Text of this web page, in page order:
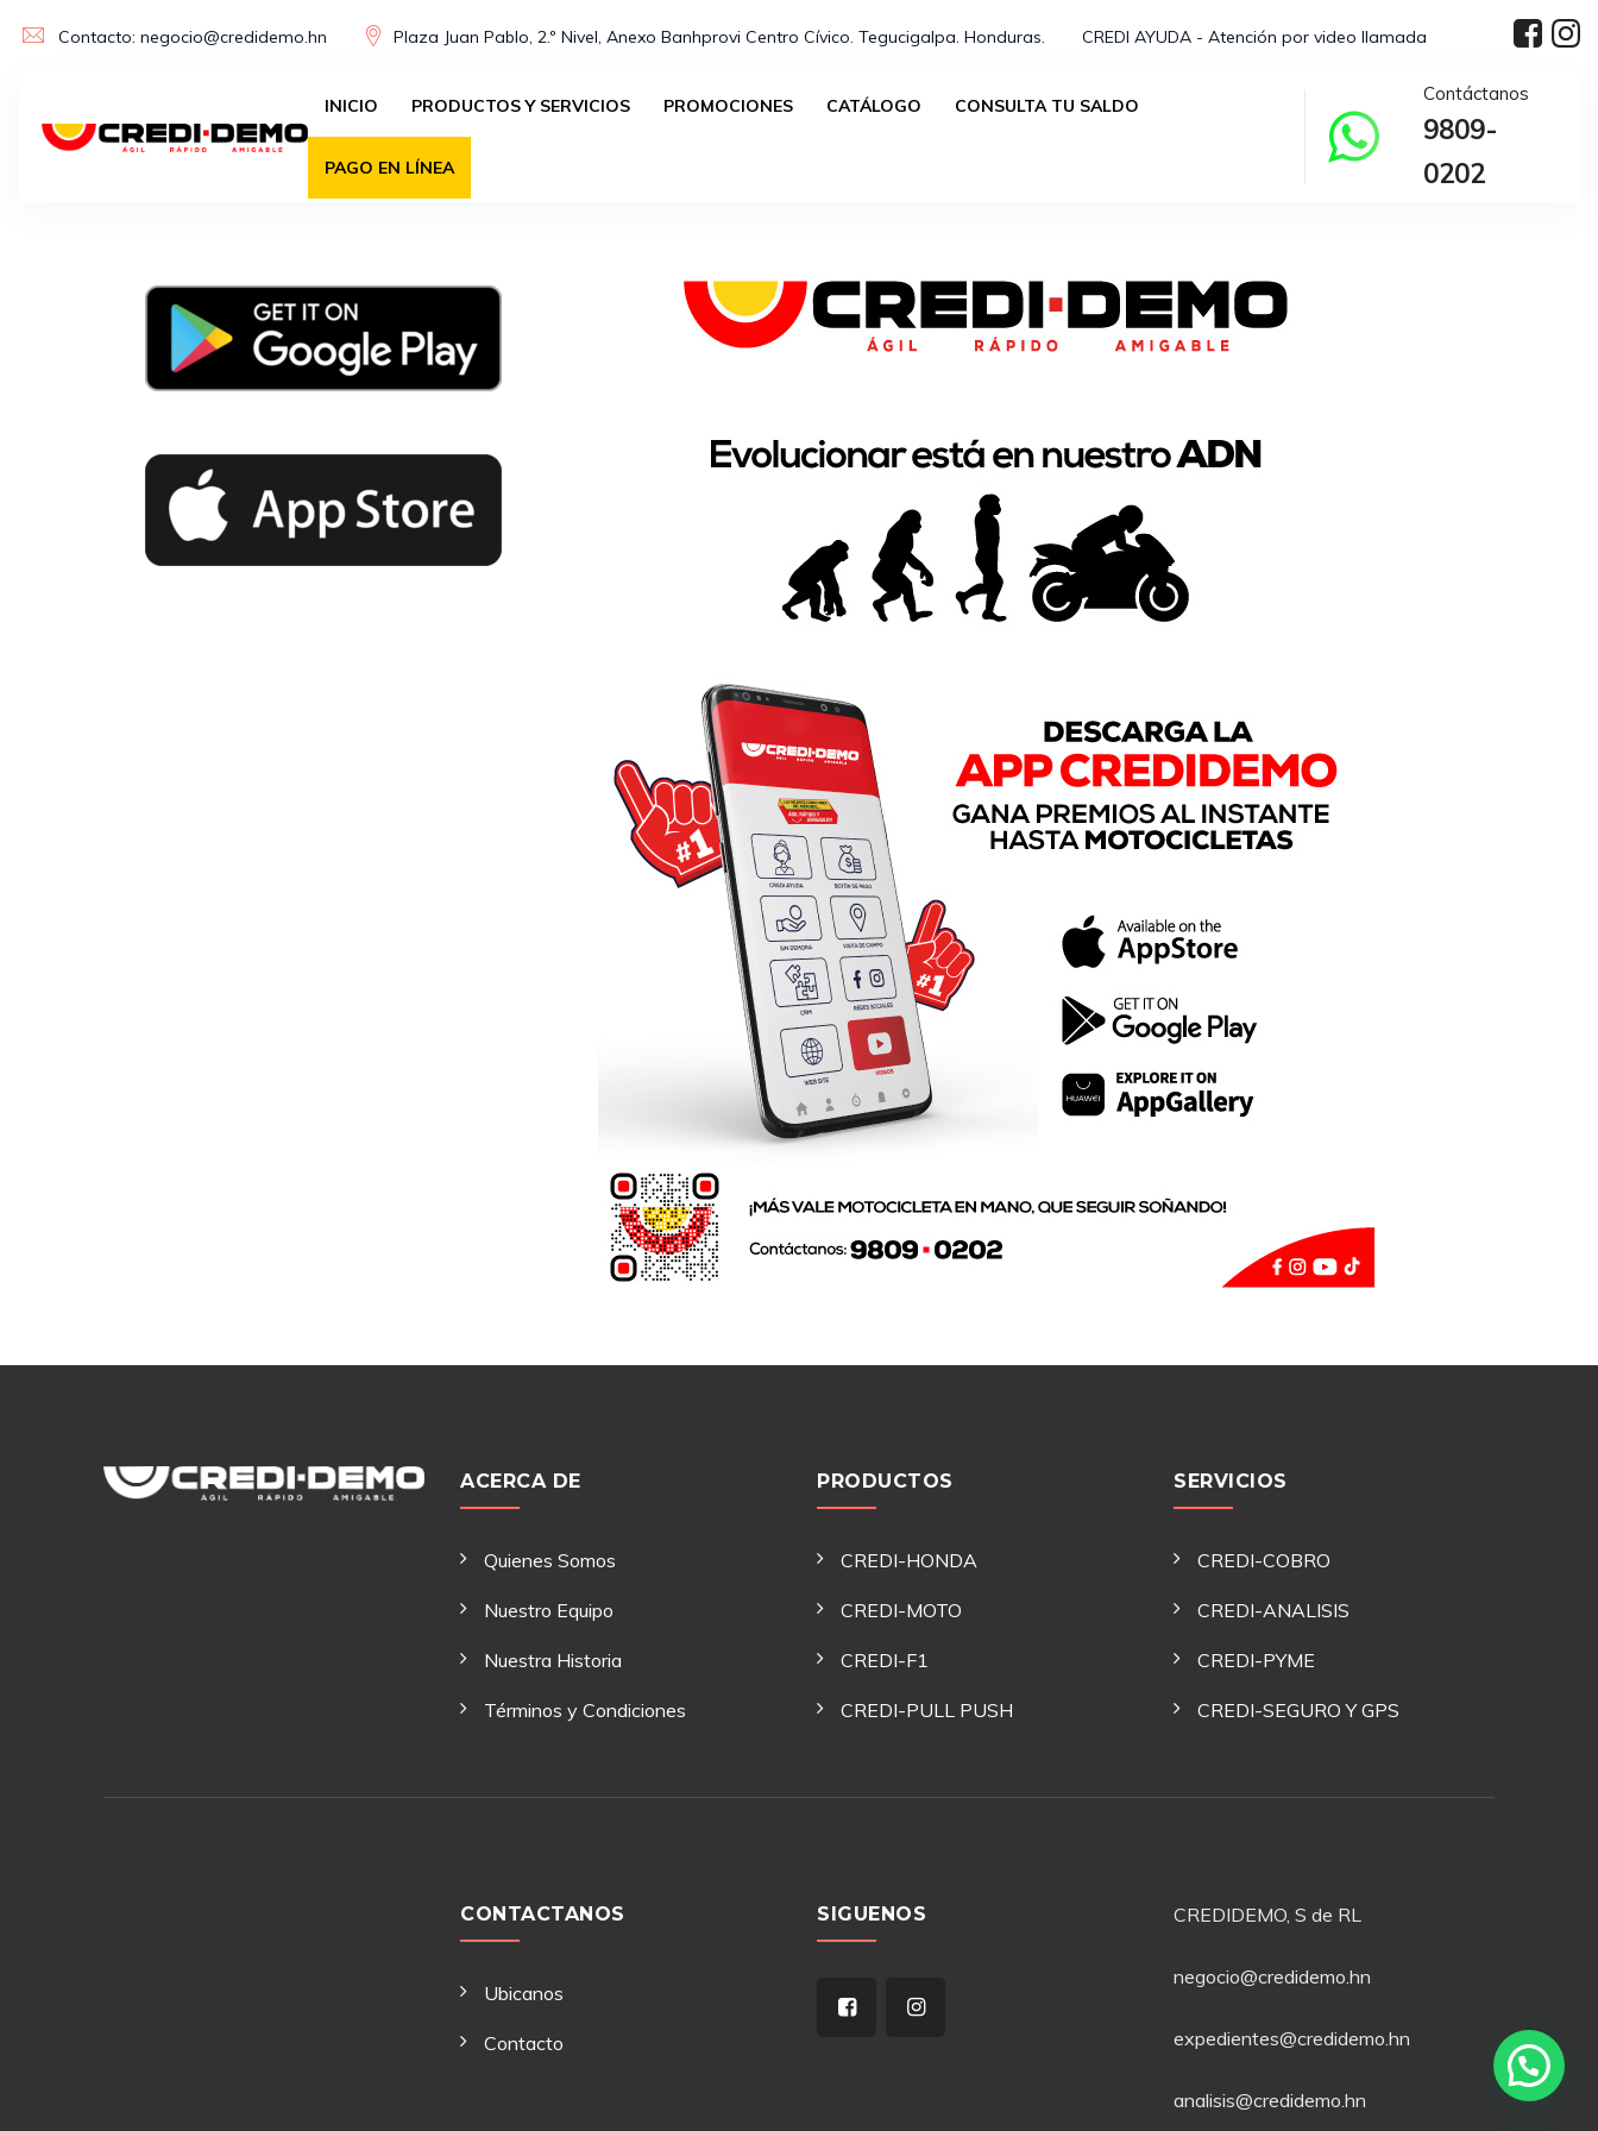
Contacto: negocio@credidemo.hn Plaza Juan Pablo, 2.º Nivel, Anexo Banhprovi Centro Cívico. Tegucigalpa. Honduras.⁣ CREDI AYUDA - Atención por video llamada
INICIO PRODUCTOS Y SERVICIOS PROMOCIONES CATÁLOGO CONSULTA TU SALDO
PAGO EN LÍNEA
Contáctanos
9809-
0202
ACERCA DE
Quienes Somos
Nuestro Equipo
Nuestra Historia
Términos y Condiciones
PRODUCTOS
CREDI-HONDA
CREDI-MOTO
CREDI-F1
CREDI-PULL PUSH
SERVICIOS
CREDI-COBRO
CREDI-ANALISIS
CREDI-PYME
CREDI-SEGURO Y GPS
CONTACTANOS
Ubicanos
Contacto
SIGUENOS CREDIDEMO, S de RL
negocio@credidemo.hn
expedientes@credidemo.hn
analisis@credidemo.hn